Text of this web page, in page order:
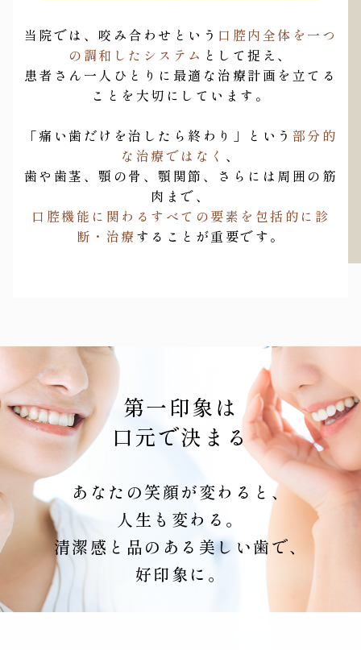
当院では、咬み合わせという 口腔内全体を一つ
の調和したシステム として捉え、
患者さん一人ひとりに最適な治療計画を立てる
ことを大切にしています。
「痛い歯だけを治したら終わり」という 部分的
な治療ではなく 、
歯や歯茎、顎の骨、顎関節、さらには周囲の筋
肉まで、
口腔機能に関わるすべての要素を包括的に診
断・治療 することが重要です。
第一印象は
口元で決まる
あなたの笑顔が変わると、
人生も変わる。
清潔感と品のある美しい歯で、
好印象に。